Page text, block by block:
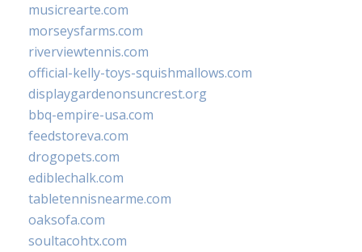
musicrearte.com
morseysfarms.com
riverviewtennis.com
official-kelly-toys-squishmallows.com
displaygardenonsuncrest.org
bbq-empire-usa.com
feedstoreva.com
drogopets.com
ediblechalk.com
tabletennisnearme.com
oaksofa.com
soultacohtx.com